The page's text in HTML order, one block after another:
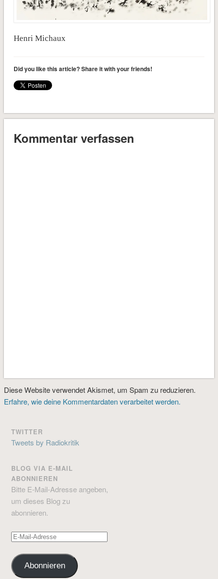
Henri Michaux
Did you like this article? Share it with your friends!
Kommentar verfassen
Diese Website verwendet Akismet, um Spam zu reduzieren.
Erfahre, wie deine Kommentardaten verarbeitet werden.
TWITTER
Tweets by Radiokritik
BLOG VIA E-MAIL
ABONNIEREN
Bitte E-Mail-Adresse angeben,
um dieses Blog zu
abonnieren.
E-
Adresse
Abonnieren